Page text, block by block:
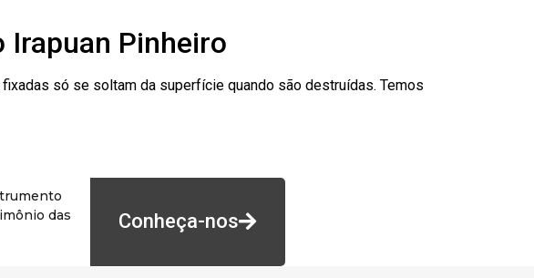
Irapuan Pinheiro
só se soltam da superfície quando são destruídas. Temos
das
Conheça-nos